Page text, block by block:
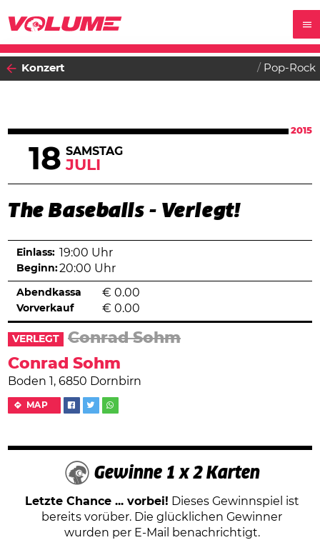
Konzert Pop-Rock
2015
18 SAMSTAG
JULI
The Baseballs - Verlegt!
VERLEGT
Conrad Sohm
Conrad Sohm
Boden 1, 6850 Dornbirn
MAP
Einlass: 19:00 Uhr
Beginn:20:00 Uhr
Abendkassa € 0.00
Vorverkauf € 0.00
Gewinne 1 x 2 Karten
Letzte Chance ... vorbei! Dieses Gewinnspiel ist
bereits vorüber. Die glücklichen Gewinner
wurden per E-Mail benachrichtigt.